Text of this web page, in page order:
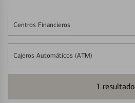
Centros Financieros
Cajeros Automáticos (ATM)
1 resultado